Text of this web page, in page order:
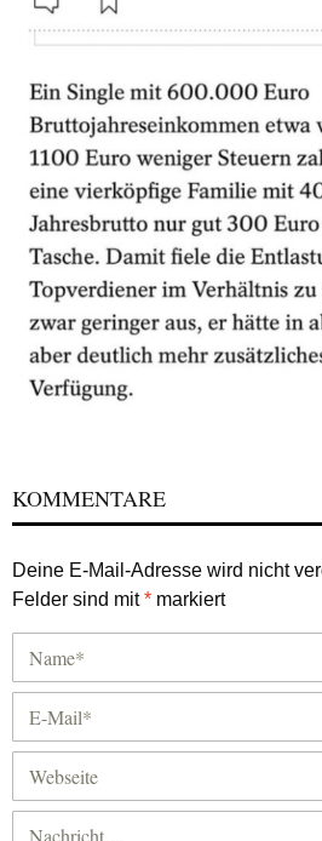
KOMMENTARE
Deine E-Mail-Adresse wird nicht
Felder sind mit* markiert